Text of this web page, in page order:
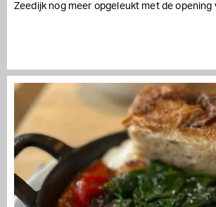
Zeedijk nog meer opgeleukt met de opening